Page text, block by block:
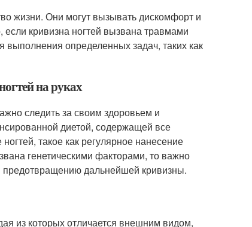
жизни. Они могут вызывать дискомфорт и
если кривизна ногтей вызвана травмами
выполнения определенных задач, таких как
на руках
следить за своим здоровьем и
диетой, содержащей все
такое как регулярное нанесение
генетическими факторами, то важно
предотвращению дальнейшей кривизны.
из которых отличается внешним видом,